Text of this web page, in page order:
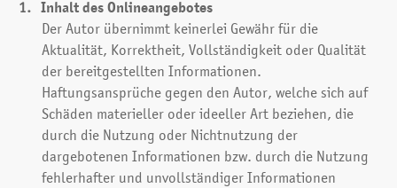
Inhalt des Onlineangebotes
Der Autor übernimmt keinerlei Gewähr für die
Aktualität, Korrektheit, Vollständigkeit oder Qualität
der bereitgestellten Informationen.
Haftungsansprüche gegen den Autor, welche sich auf
Schäden materieller oder ideeller Art beziehen, die
durch die Nutzung oder Nichtnutzung der
dargebotenen Informationen bzw. durch die Nutzung
fehlerhafter und unvollständiger Informationen